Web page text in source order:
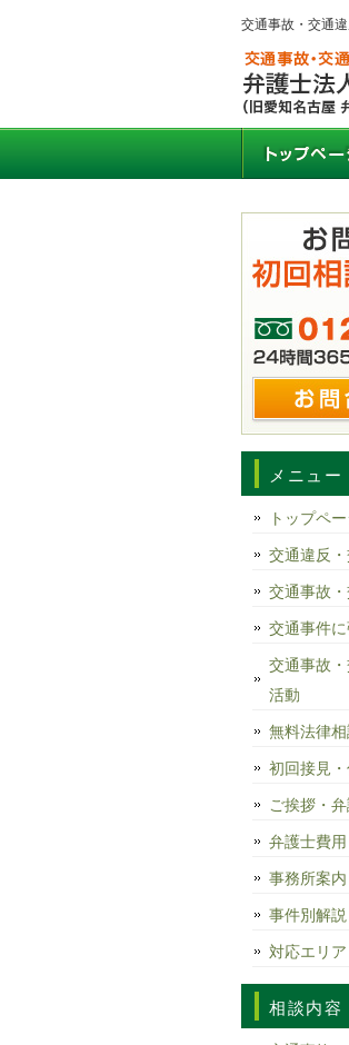
交通事故・交通
メニュー
トップペ
交通違反
交通事故
交通事件
交通事故
活動
無料法律
初回接見
ご挨拶・
弁護士費用
事務所案内
事件別解
対応エリア
相談内容